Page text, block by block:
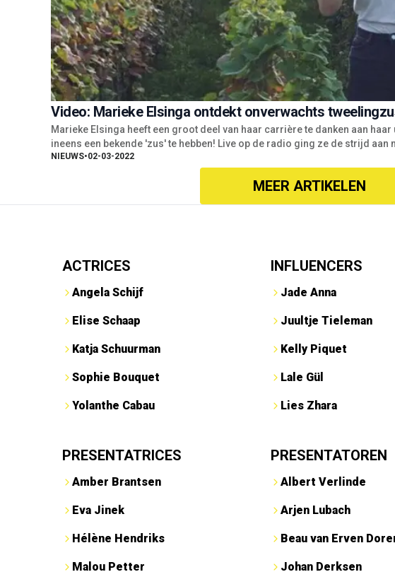
Video: Marieke Elsinga ontdekt onverwachts
Marieke Elsinga heeft een groot deel van haar carrière te danken aan
ineens een bekende 'zus' te hebben! Live op de radio ging ze de strijd aan
NIEUWS•02-03-2022
MEER ARTIKELEN
ACTRICES
Angela Schijf
Elise Schaap
Katja Schuurman
Sophie Bouquet
Yolanthe Cabau
INFLUENCERS
Jade Anna
Juultje Tieleman
Kelly Piquet
Lale Gül
Lies Zhara
PRESENTATRICES
Amber Brantsen
Eva Jinek
Hélène Hendriks
Malou Petter
PRESENTATOREN
Albert Verlinde
Arjen Lubach
Beau van Erven
Johan Derksen